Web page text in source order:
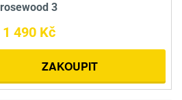
rosewood 3
1 490 Kč
ZAKOUPIT